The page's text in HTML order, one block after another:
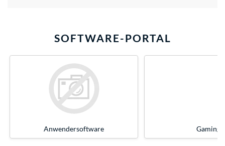
SOFTWARE-PORTAL
Anwendersoftware Gaming